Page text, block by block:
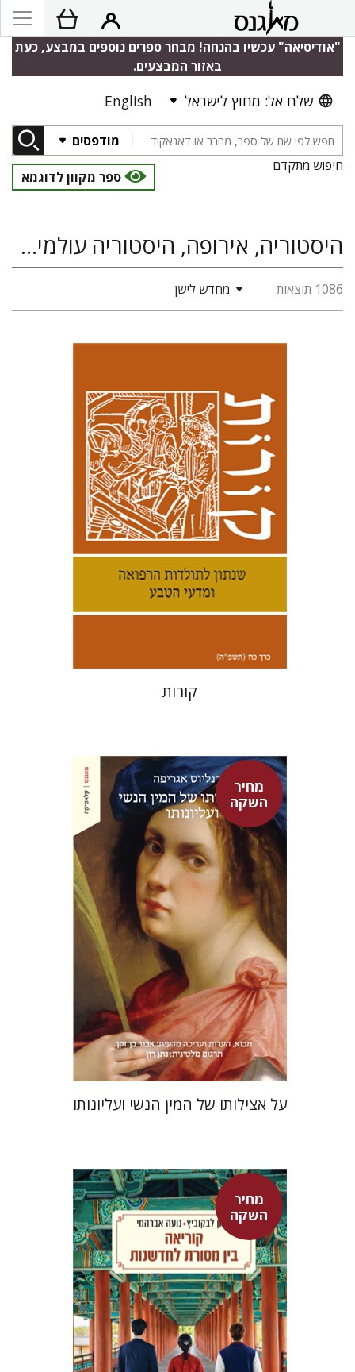
"אודיסיאה" עכשיו בהנחה! מבחר ספרים נוספים במבצע, כעת
באזור המבצעים.
שלח אל: מחוץ לישראל English
מודפסים
חיפוש מתקדם
ספר מקוון לדוגמא
היסטוריה, אירופה, היסטוריה עולמית, היסטוריה יהודית, אנטישמיות, במת ירושלים להיסטוריה ע"ש מנחם שטרן
1086 תוצאות מחדש לישן
קנת קולינס
הנחת אתר ספר מודפס
$42
$38
קורות
מחיר
השקה
היינריך קורנליוס אגריפה
אבנר בן-זקן
נתן רון
מחיר השקה
$31
$22
על אצילותו של המין הנשי ועליונותו
מחיר
השקה
אלון לבקוביץ נועה אברהמי